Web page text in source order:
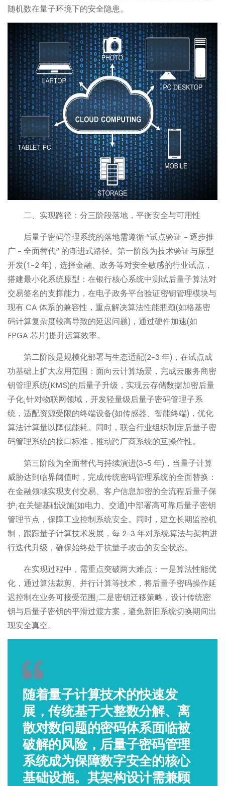
随机数在量子环境下的安全隐患。
二、实现路径：分三阶段落地，平衡安全与可用性
后量子密码管理系统的落地需遵循 “试点验证 - 逐步推
广 - 全面替代” 的渐进式路径。第一阶段为技术验证与原型
开发(1-2 年)，选择金融、政务等对安全敏感的行业试点，
搭建最小化系统原型：在银行核心系统中测试后量子算法对
交易签名的支撑能力，在电子政务平台验证密钥管理模块与
现有 CA 体系的兼容性，重点解决算法性能瓶颈(如格基密
码计算复杂度较高导致的延迟问题)，通过硬件加速(如
FPGA 芯片)提升运算效率。
第二阶段是规模化部署与生态适配(2-3 年)，在试点成
功基础上扩大应用范围：面向云计算场景，完成云服务商密
钥管理系统(KMS)的后量子升级，实现云存储数据加密后量
子化;针对物联网领域，开发轻量级后量子密码管理子系
统，适配资源受限的终端设备(如传感器、智能终端)，优化
算法计算量以降低能耗。同时，联合行业组织制定后量子密
码管理系统的接口标准，推动跨厂商系统的互操作性。
第三阶段为全面替代与持续演进(3-5 年)，当量子计算
威胁达到临界阈值时，完成传统密码管理系统的全面替换：
在金融领域实现支付交易、客户信息加密的全流程后量子保
护;在关键基础设施(如电力、交通)中部署高可靠后量子密钥
管理节点，保障工业控制系统安全。同时，建立长期监控机
制，跟踪量子计算技术发展，每 2-3 年对系统算法与架构进
行迭代升级，确保始终处于抗量子攻击的安全状态。
在实现过程中，需重点突破两大难点：一是算法性能优
化，通过算法裁剪、并行计算等技术，将后量子密码操作延
迟控制在业务可接受范围;二是密钥迁移策略，设计传统密
钥与后量子密钥的平滑过渡方案，避免新旧系统切换期间出
现安全真空。
随着量子计算技术的快速发
展，传统基于大整数分解、离
散对数问题的密码体系面临被
破解的风险，后量子密码管理
系统成为保障数字安全的核心
基础设施。其架构设计需兼顾